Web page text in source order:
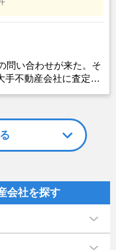
問い合わせが来た。そ
手不動産会社に査定に
いがあった。結局、
めた。結果、すぐに売
かったと思っている。
会社を探す